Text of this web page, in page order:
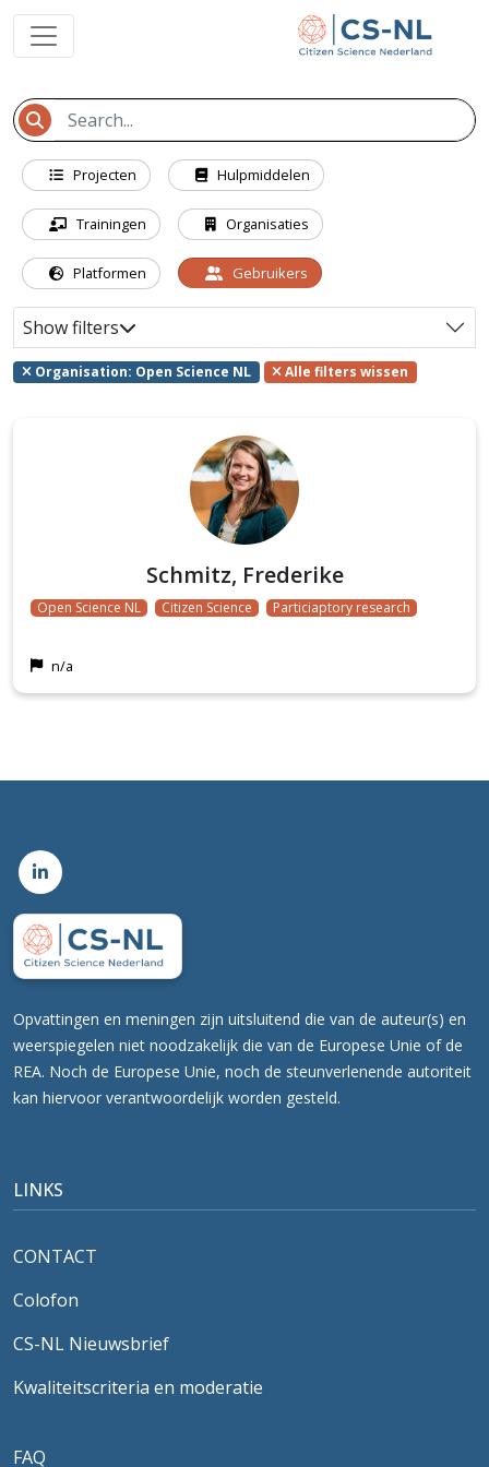
Projecten Hulpmiddelen
Trainingen Organisaties
Platformen Gebruikers
Show filters
Organisation: Open Science NL Alle filters wissen
Schmitz, Frederike
Open Science NL Citizen Science Particiaptory research
n/a
Opvattingen en meningen zijn uitsluitend die van de auteur(s) en
weerspiegelen niet noodzakelijk die van de Europese Unie of de
REA. Noch de Europese Unie, noch de steunverlenende autoriteit
kan hiervoor verantwoordelijk worden gesteld.
LINKS
CONTACT
Colofon
CS-NL Nieuwsbrief
Kwaliteitscriteria en moderatie
FAQ